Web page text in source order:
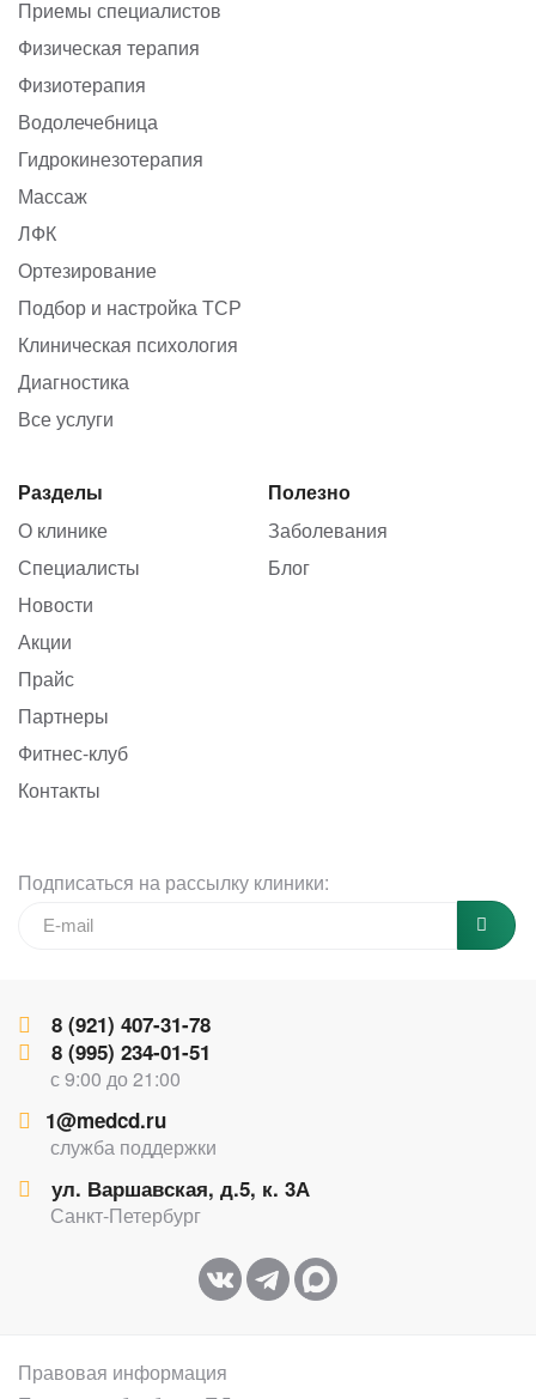
8 (921) 407-31-78
8 (995) 234-01-51
с 9:00 до 21:00
1@medcd.ru
служба поддержки
ул. Варшавская, д.5, к. 3А
Санкт-Петербург
Приемы специалистов
Физическая терапия
Физиотерапия
Водолечебница
Гидрокинезотерапия
Массаж
ЛФК
Ортезирование
Подбор и настройка ТСР
Клиническая психология
Диагностика
Все услуги
Разделы
О клинике
Специалисты
Новости
Акции
Прайс
Партнеры
Фитнес-клуб
Контакты
Полезно
Заболевания
Блог
Подписаться на рассылку клиники:
Правовая информация